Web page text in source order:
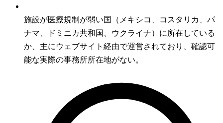
施設が医療規制が弱い国（メキシコ、コスタリカ、パ
ナマ、ドミニカ共和国、ウクライナ）に所在している
か、主にウェブサイト経由で運営されており、確認可
能な実際の事務所所在地がない。